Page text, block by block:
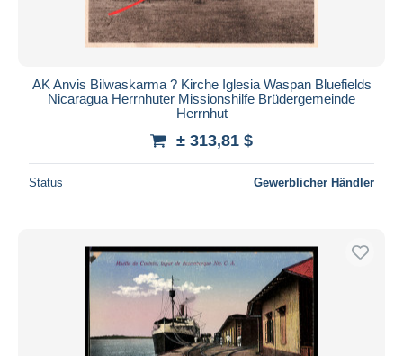
AK Anvis Bilwaskarma ? Kirche Iglesia Waspan Bluefields
Nicaragua Herrnhuter Missionshilfe Brüdergemeinde
Herrnhut
± 313,81 $
Status Gewerblicher Händler